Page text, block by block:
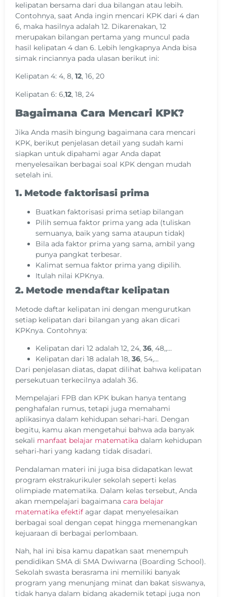
kelipatan bersama dari dua bilangan atau lebih.
Contohnya, saat Anda ingin mencari KPK dari 4 dan
6, maka hasilnya adalah 12. Dikarenakan, 12
merupakan bilangan pertama yang muncul pada
hasil kelipatan 4 dan 6. Lebih lengkapnya Anda bisa
simak rinciannya pada ulasan berikut ini:
Kelipatan 4: 4, 8, 12, 16, 20
Kelipatan 6: 6,12, 18, 24
Bagaimana Cara Mencari KPK?
Jika Anda masih bingung bagaimana cara mencari
KPK, berikut penjelasan detail yang sudah kami
siapkan untuk dipahami agar Anda dapat
menyelesaikan berbagai soal KPK dengan mudah
setelah ini.
1. Metode faktorisasi prima
Buatkan faktorisasi prima setiap bilangan
Pilih semua faktor prima yang ada (tuliskan
semuanya, baik yang sama ataupun tidak)
Bila ada faktor prima yang sama, ambil yang
punya pangkat terbesar.
Kalimat semua faktor prima yang dipilih.
Itulah nilai KPKnya.
2. Metode mendaftar kelipatan
Metode daftar kelipatan ini dengan mengurutkan
setiap kelipatan dari bilangan yang akan dicari
KPKnya. Contohnya:
Kelipatan dari 12 adalah 12, 24, 36, 48,,…
Kelipatan dari 18 adalah 18, 36, 54,…
Dari penjelasan diatas, dapat dilihat bahwa kelipatan
persekutuan terkecilnya adalah 36.
Mempelajari FPB dan KPK bukan hanya tentang
penghafalan rumus, tetapi juga memahami
aplikasinya dalam kehidupan sehari-hari. Dengan
begitu, kamu akan mengetahui bahwa ada banyak
sekali manfaat belajar matematika dalam kehidupan
sehari-hari yang kadang tidak disadari.
Pendalaman materi ini juga bisa didapatkan lewat
program ekstrakurikuler sekolah seperti kelas
olimpiade matematika. Dalam kelas tersebut, Anda
akan mempelajari bagaimana cara belajar
matematika efektif agar dapat menyelesaikan
berbagai soal dengan cepat hingga memenangkan
kejuaraan di berbagai perlombaan.
Nah, hal ini bisa kamu dapatkan saat menempuh
pendidikan SMA di SMA Dwiwarna (Boarding School).
Sekolah swasta berasrama ini memiliki banyak
program yang menunjang minat dan bakat siswanya,
tidak hanya dalam bidang akademik tetapi juga non